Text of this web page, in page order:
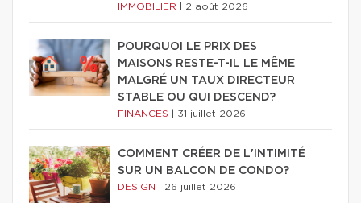
IMMOBILIER 2 août 2026
POURQUOI LE PRIX DES
MAISONS RESTE-T-IL LE MÊME
MALGRÉ UN TAUX DIRECTEUR
STABLE OU QUI DESCEND?
FINANCES 31 juillet 2026
COMMENT CRÉER DE L'INTIMITÉ
SUR UN BALCON DE CONDO?
DESIGN 26 juillet 2026